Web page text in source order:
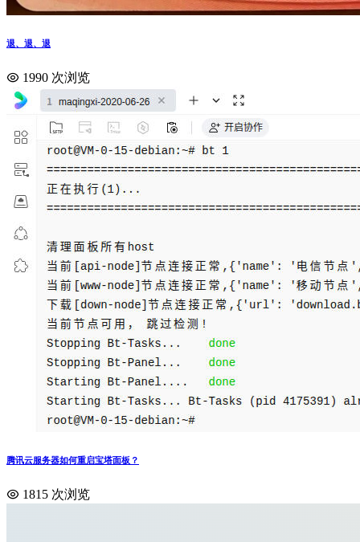
退、退、退
1990 次浏览
腾讯云服务器如何重启宝塔面板？
1815 次浏览